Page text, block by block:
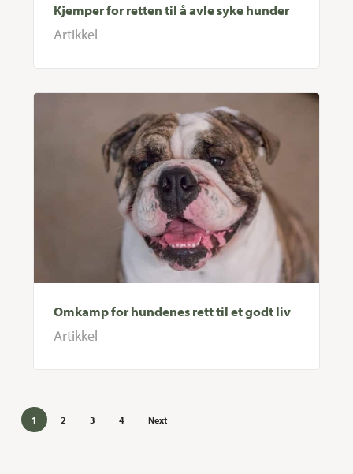
Kjemper for retten til å avle syke hunder
Artikkel
Omkamp for hundenes rett til et godt liv
Artikkel
1 2 3 4 Next